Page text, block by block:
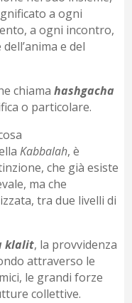
a ogni
a ogni incontro,
e del
chiamahashgacha
o particolare.
Kabbalah, è
che già esiste
ma che
tra due livelli di
klalit, la provvidenza
attraverso le
le grandi forze
collettive.